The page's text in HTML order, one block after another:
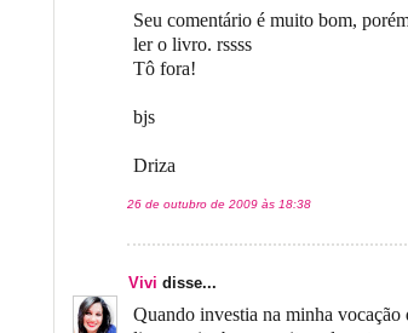
Seu comentário é muito bom,
ler o livro. rssss
Tô fora!
bjs
Driza
26 de outubro de 2009 às 18:38
Vivi disse...
Quando investia na minha